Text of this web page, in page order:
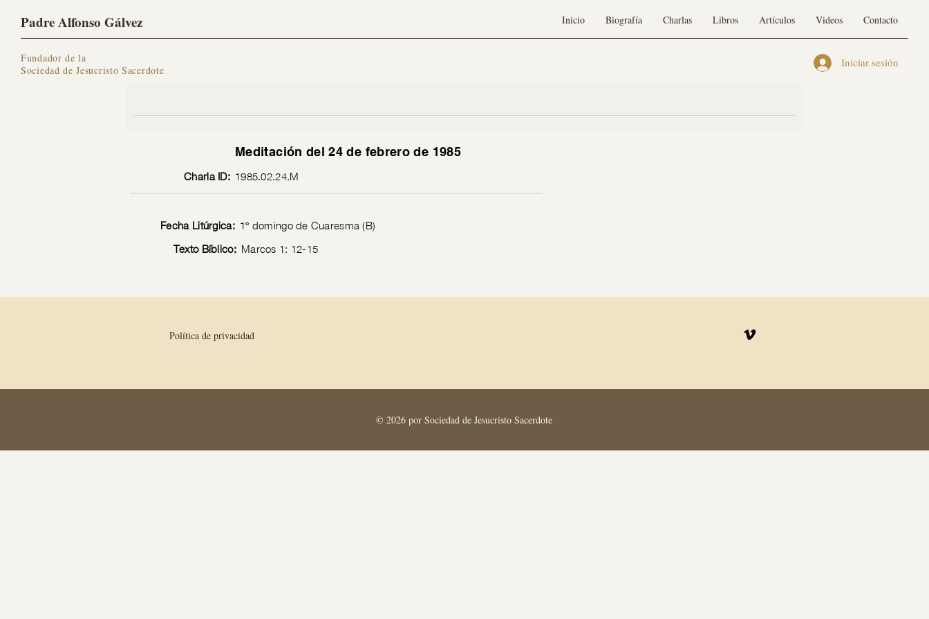
Padre Alfonso Gálvez
Fundador de la
Sociedad de Jesucristo Sacerdote
Inicio Biografía Charlas Libros Artículos Videos Contacto
Iniciar sesión
Meditación del 24 de febrero de 1985
Charla ID: 1985.02.24.M
Fecha Litúrgica: 1º domingo de Cuaresma (B)
Texto Bíblico: Marcos 1: 12-15
Política de privacidad
© 2026 por Sociedad de Jesucristo Sacerdote